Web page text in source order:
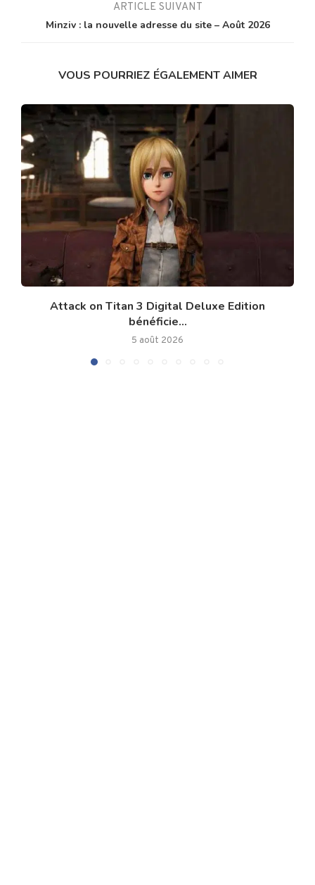
ARTICLE SUIVANT
Minziv : la nouvelle adresse du site – Août 2026
VOUS POURRIEZ ÉGALEMENT AIMER
Attack on Titan 3 Digital Deluxe Edition
bénéficie...
5 août 2026